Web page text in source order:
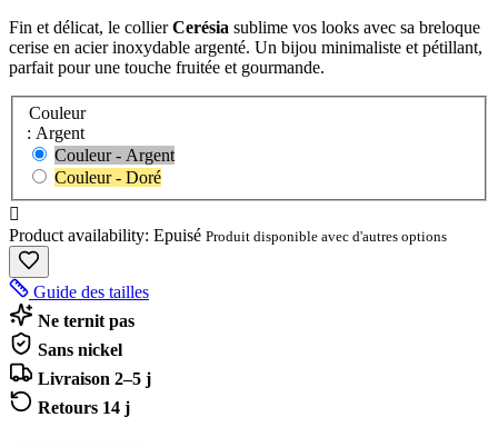
Fin et délicat, le collierCerésia sublime vos looks avec sa breloque
cerise en acier inoxydable argenté. Un bijou minimaliste et pétillant,
parfait pour une touche fruitée et gourmande.
Couleur
: Argent
Couleur - Argent
Couleur - Doré

Product availability: Epuisé Produit disponible avec d'autres options
Guide des tailles
Ne ternit pas
Sans nickel
Livraison 2–5 j
Retours 14 j